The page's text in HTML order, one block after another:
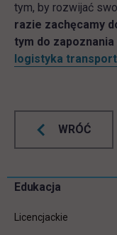
tym, by rozwijać
razie zachęcamy
tym do
logistyka
WRÓĆ
Pomiń
Informacje w
Edukacja
Licencjackie